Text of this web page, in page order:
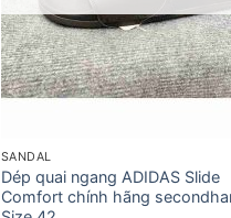
SANDAL
Dép quai ngang ADIDAS Slide
Comfort chính hãng